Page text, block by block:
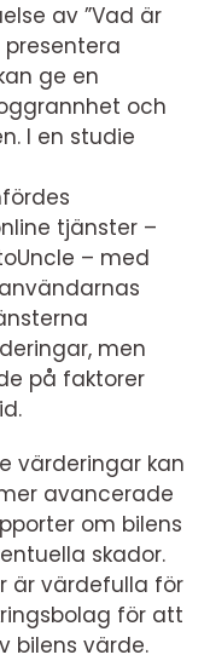
av ”Vad är
ge en
och
I en studie
tjänster –
– med
men
på faktorer
värderingar kan
avancerade
om bilens
skador.
är värdefulla för
för att
bilens värde.